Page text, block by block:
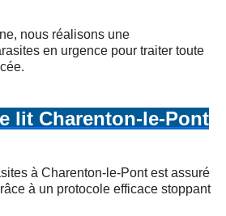
nous réalisons une
en urgence pour traiter toute
lit Charenton-le-Pont
à Charenton-le-Pont est assuré
à un protocole efficace stoppant